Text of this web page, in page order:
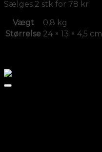
Sælges 2 stk for 78 kr
Vægt
0,8 kg
Størrelse 24 × 13 × 4,5 cm